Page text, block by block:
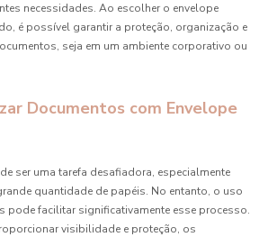
necessidades. Ao escolher o envelope
é possível garantir a proteção, organização e
seja em um ambiente corporativo ou
Documentos com Envelope
ser uma tarefa desafiadora, especialmente
quantidade de papéis. No entanto, o uso
pode facilitar significativamente esse processo.
visibilidade e proteção, os